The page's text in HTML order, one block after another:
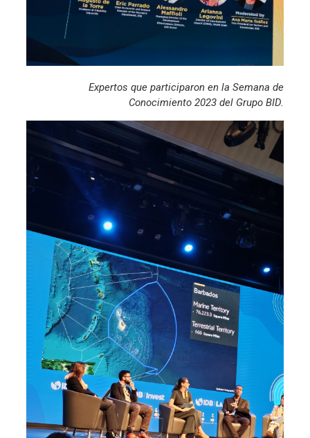
Expertos que participaron en la Semana de
Conocimiento 2023 del Grupo BID.